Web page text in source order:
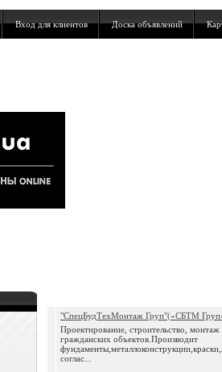
Вход для клиентов Доска объявлений
"СпецБудТехМонтаж Груп"(«СБТМ
Проектирование, строительство,
гражданских объектов.Производит
соглас...